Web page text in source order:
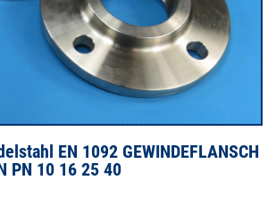
EN 1092 GEWINDEFLANSCH
PN 10 16 25 40